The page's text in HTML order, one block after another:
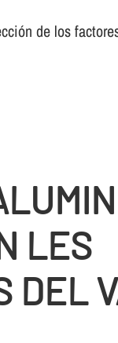
de los
LES
DEL